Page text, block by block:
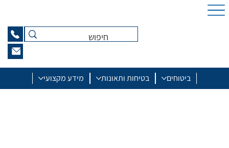
ביטוחים בטיחות ותאונות מידע מקצועי